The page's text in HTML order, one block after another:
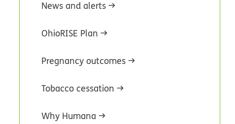
News and alerts
OhioRISE Plan
Pregnancy outcomes
Tobacco cessation
Why Humana